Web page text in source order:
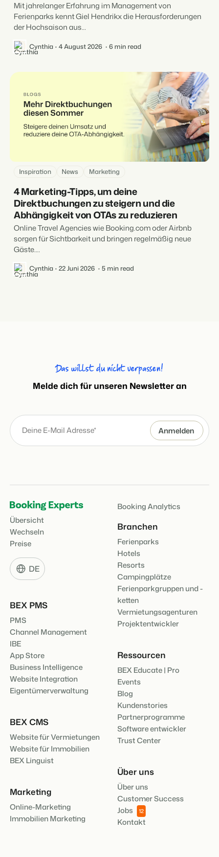
Mit jahrelanger Erfahrung im Management von
Ferienparks kennt Giel Hendrikx die Herausforderungen
der Hochsaison aus...
Cynthia 4 August 2026 6 min read
Inspiration News Marketing
4 Marketing-Tipps, um deine
Direktbuchungen zu steigern und die
Abhängigkeit von OTAs zu reduzieren
Online Travel Agencies wie Booking.com oder Airbnb
sorgen für Sichtbarkeit und bringen regelmäßig neue
Gäste....
Cynthia 22 Juni 2026 5 min read
Das willst du nicht verpassen!
Melde dich für unseren Newsletter an
Übersicht
Wechseln
Preise
DE
BEX PMS
PMS
Channel Management
IBE
App Store
Business Intelligence
Website Integration
Eigentümerverwaltung
BEX CMS
Website für Vermietungen
Website für Immobilien
BEX Linguist
Marketing
Online-Marketing
Immobilien Marketing
Booking Analytics
Branchen
Ferienparks
Hotels
Resorts
Campingplätze
Ferienparkgruppen und -
ketten
Vermietungsagenturen
Projektentwickler
Ressourcen
BEX Educate | Pro
Events
Blog
Kundenstories
Partnerprogramme
Software entwickler
Trust Center
Über uns
Über uns
Customer Success
Jobs
12
Kontakt